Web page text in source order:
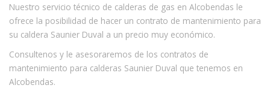
Nuestro servicio técnico de calderas de gas en Alcobendas le
ofrece la posibilidad de hacer un contrato de mantenimiento para
su caldera Saunier Duval a un precio muy económico.
Consultenos y le asesoraremos de los contratos de
mantenimiento para calderas Saunier Duval que tenemos en
Alcobendas.